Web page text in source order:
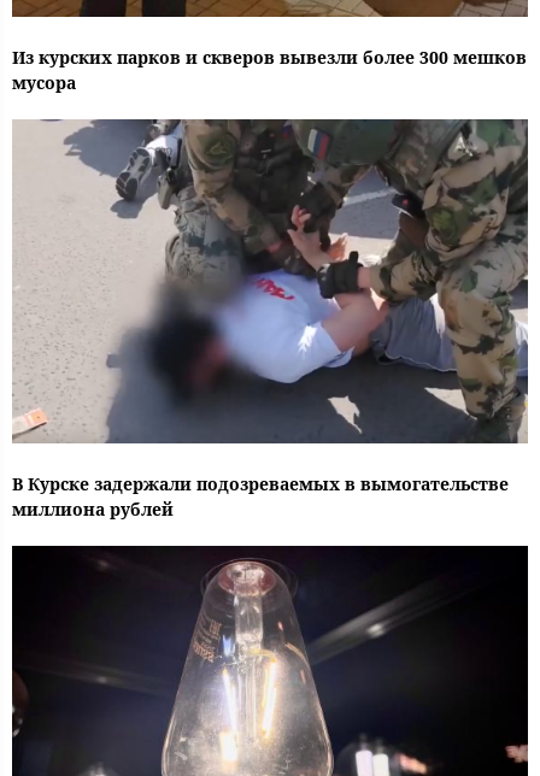
Из курских парков и скверов вывезли более 300 мешков
мусора
В Курске задержали подозреваемых в вымогательстве
миллиона рублей